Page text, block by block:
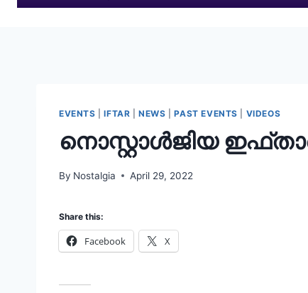
EVENTS |IFTAR |NEWS |PAST EVENTS VIDEOS
നൊസ്റ്റാൾജിയ
By Nostalgia April 29, 2022
Share this:
Facebook X